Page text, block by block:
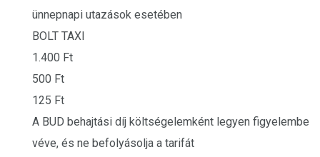
ünnepnapi utazások esetében
BOLT TAXI
1.400 Ft
500 Ft
125 Ft
A BUD behajtási díj költségelemként legyen figyelembe
véve, és ne befolyásolja a tarifát